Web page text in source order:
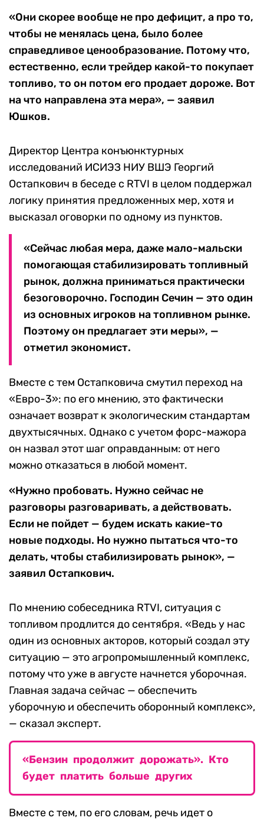
«Они скорее вообще не про дефицит, а про то,
чтобы не менялась цена, было более
справедливое ценообразование. Потому что,
естественно, если трейдер какой-то покупает
топливо, то он потом его продает дороже. Вот
на что направлена эта мера», — заявил
Юшков.
Директор Центра конъюнктурных
исследований ИСИЭЗ НИУ ВШЭ Георгий
Остапкович в беседе с RTVI в целом поддержал
логику принятия предложенных мер, хотя и
высказал оговорки по одному из пунктов.
«Сейчас любая мера, даже мало-мальски
помогающая стабилизировать топливный
рынок, должна приниматься практически
безоговорочно. Господин Сечин — это один
из основных игроков на топливном рынке.
Поэтому он предлагает эти меры», —
отметил экономист.
Вместе с тем Остапковича смутил переход на
«Евро-3»: по его мнению, это фактически
означает возврат к экологическим стандартам
двухтысячных. Однако с учетом форс-мажора
он назвал этот шаг оправданным: от него
можно отказаться в любой момент.
«Нужно пробовать. Нужно сейчас не
разговоры разговаривать, а действовать.
Если не пойдет — будем искать какие-то
новые подходы. Но нужно пытаться что-то
делать, чтобы стабилизировать рынок», —
заявил Остапкович.
По мнению собеседника RTVI, ситуация с
топливом продлится до сентября. «Ведь у нас
один из основных акторов, который создал эту
ситуацию — это агропромышленный комплекс,
потому что уже в августе начнется уборочная.
Главная задача сейчас — обеспечить
уборочную и обеспечить оборонный комплекс»,
— сказал эксперт.
«Бензин продолжит дорожать». Кто
будет платить больше других
Вместе с тем, по его словам, речь идет о